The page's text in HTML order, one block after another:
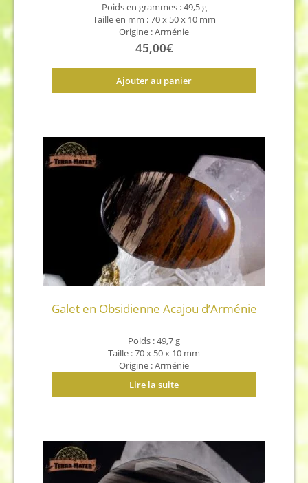
Poids en grammes : 49,5 g
Taille en mm : 70 x 50 x 10 mm
Origine : Arménie
45,00€
Ajouter au panier
Galet en Obsidienne Acajou d’Arménie
Poids : 49,7 g
Taille : 70 x 50 x 10 mm
Origine : Arménie
Lire la suite